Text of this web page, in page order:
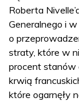
Roberta
Generalnego i
o
straty, które w
procent stanów
krwią
które ogarnęły